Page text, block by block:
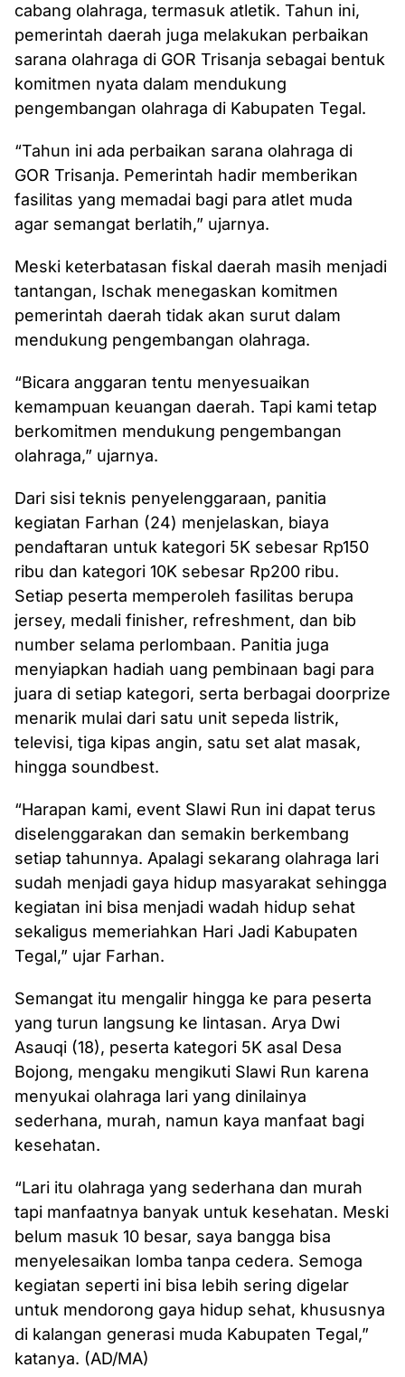
cabang olahraga, termasuk atletik. Tahun ini,
pemerintah daerah juga melakukan perbaikan
sarana olahraga di GOR Trisanja sebagai bentuk
komitmen nyata dalam mendukung
pengembangan olahraga di Kabupaten Tegal.
“Tahun ini ada perbaikan sarana olahraga di
GOR Trisanja. Pemerintah hadir memberikan
fasilitas yang memadai bagi para atlet muda
agar semangat berlatih,” ujarnya.
Meski keterbatasan fiskal daerah masih menjadi
tantangan, Ischak menegaskan komitmen
pemerintah daerah tidak akan surut dalam
mendukung pengembangan olahraga.
“Bicara anggaran tentu menyesuaikan
kemampuan keuangan daerah. Tapi kami tetap
berkomitmen mendukung pengembangan
olahraga,” ujarnya.
Dari sisi teknis penyelenggaraan, panitia
kegiatan Farhan (24) menjelaskan, biaya
pendaftaran untuk kategori 5K sebesar Rp150
ribu dan kategori 10K sebesar Rp200 ribu.
Setiap peserta memperoleh fasilitas berupa
jersey, medali finisher, refreshment, dan bib
number selama perlombaan. Panitia juga
menyiapkan hadiah uang pembinaan bagi para
juara di setiap kategori, serta berbagai doorprize
menarik mulai dari satu unit sepeda listrik,
televisi, tiga kipas angin, satu set alat masak,
hingga soundbest.
“Harapan kami, event Slawi Run ini dapat terus
diselenggarakan dan semakin berkembang
setiap tahunnya. Apalagi sekarang olahraga lari
sudah menjadi gaya hidup masyarakat sehingga
kegiatan ini bisa menjadi wadah hidup sehat
sekaligus memeriahkan Hari Jadi Kabupaten
Tegal,” ujar Farhan.
Semangat itu mengalir hingga ke para peserta
yang turun langsung ke lintasan. Arya Dwi
Asauqi (18), peserta kategori 5K asal Desa
Bojong, mengaku mengikuti Slawi Run karena
menyukai olahraga lari yang dinilainya
sederhana, murah, namun kaya manfaat bagi
kesehatan.
“Lari itu olahraga yang sederhana dan murah
tapi manfaatnya banyak untuk kesehatan. Meski
belum masuk 10 besar, saya bangga bisa
menyelesaikan lomba tanpa cedera. Semoga
kegiatan seperti ini bisa lebih sering digelar
untuk mendorong gaya hidup sehat, khususnya
di kalangan generasi muda Kabupaten Tegal,”
katanya. (AD/MA)